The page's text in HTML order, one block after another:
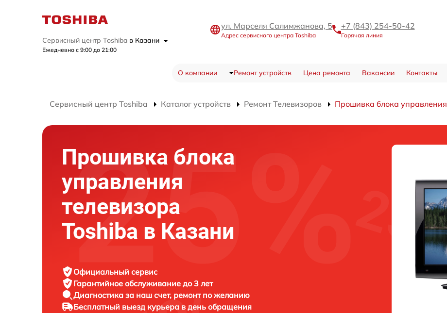
Сервисный центр Toshiba в Казани
Ежедневно с 9:00 до 21:00
ул. Марселя Салимжанова, 5
Адрес сервисного центра Toshiba
+7 (843) 254-50-42
Горячая линия
О компании Ремонт устройств Цена ремонта Вакансии Контакты
Сервисный центр Toshiba Каталог устройств Ремонт Телевизоров Прошивка блока управления
Прошивка блока
управления
телевизора
Toshiba в Казани
Официальный сервис
Гарантийное обслуживание до 3 лет
Диагностика за наш счет, ремонт по желанию
Бесплатный выезд курьера в день обращения